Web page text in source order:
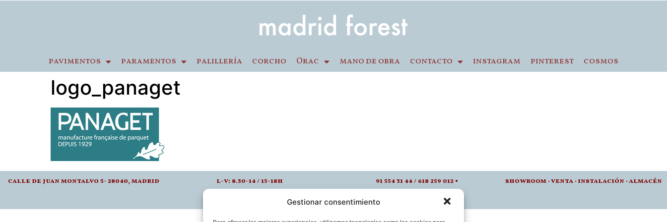
Gestionar consentimiento
pavimentos paramentos palillería corcho Orac mano de obra contacto instagram pinterest cosmos
logo_panaget
calle de juan montalvo 5- 28040, madrid l-v: 8.30-14 / 15-18h
91 554 31 44 / 618 259 012 •
info@madridforest.es
showroom ·venta · instalación · almacén